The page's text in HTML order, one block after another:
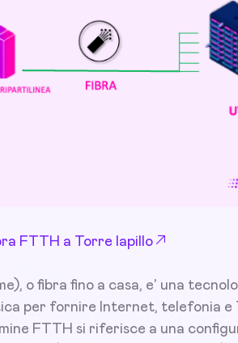
FTTH a Torre lapillo
o fibra fino a casa, e' una
per fornire Internet, telefonia e
FTTH si riferisce a una